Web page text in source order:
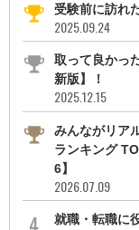
受験前に訪れ
2025.09.24
取って良かっ
新版】！
2025.12.15
みんながリア
ランキング
6】
2026.07.09
就職・転職に